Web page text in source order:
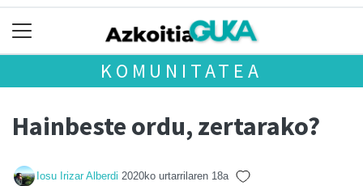
KOMUNITATEA
Hainbeste ordu, zertarako?
Iosu Irizar Alberdi 2020ko urtarrilaren 18a